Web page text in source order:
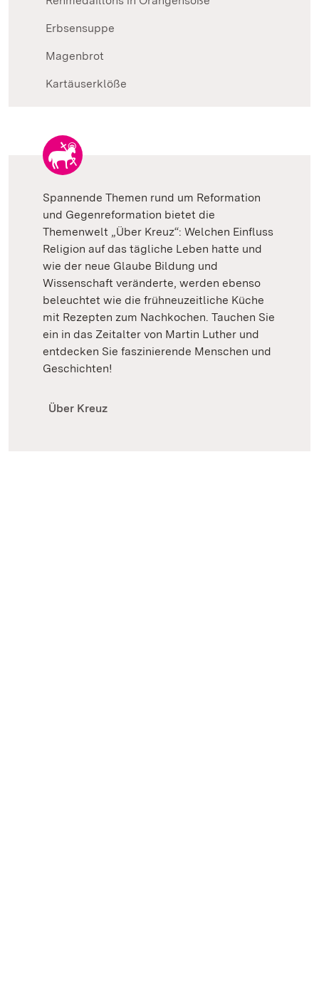
Erbsensuppe
Magenbrot
Kartäuserklöße
Spannende Themen rund um Reformation
und Gegenreformation bietet die
Themenwelt „Über Kreuz“: Welchen Einfluss
Religion auf das tägliche Leben hatte und
wie der neue Glaube Bildung und
Wissenschaft veränderte, werden ebenso
beleuchtet wie die frühneuzeitliche Küche
mit Rezepten zum Nachkochen. Tauchen Sie
ein in das Zeitalter von Martin Luther und
entdecken Sie faszinierende Menschen und
Geschichten!
Über Kreuz